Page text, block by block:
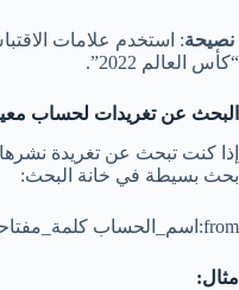
نصيحة: استخدم علامات
“كأس العالم 2022”.
البحث عن تغريدات لحساب
إذا كنت تبحث عن تغريدة
بحث بسيطة في خانة البحث:
from:اسم_الحساب كلمة_مفتاحية
مثال: